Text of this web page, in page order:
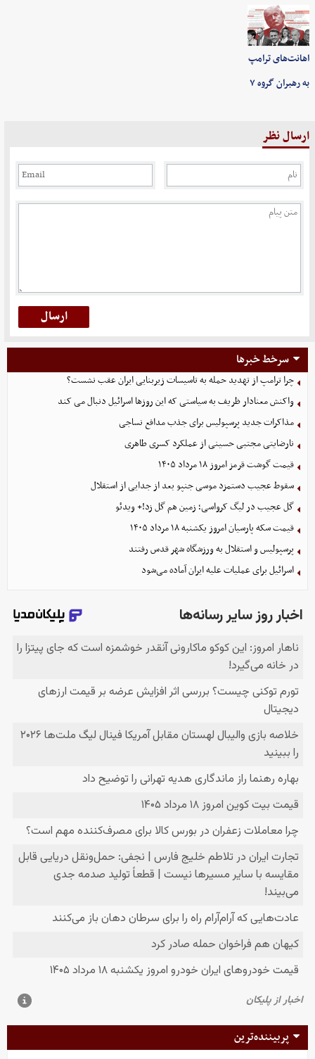
اهانت‌های ترامپ
به رهبران گروه ۷
ارسال نظر
سرخط خبرها
چرا ترامپ از تهدید حمله به تاسیسات زیربنایی ایران عقب نشست؟
واکنش معنادار ظریف به سیاستی که این روزها اسرائیل دنبال می کند
مذاکرات جدید پرسپولیس برای جذب مدافع نساجی
نارضایتی مجتبی حسینی از عملکرد کسری طاهری
قیمت گوشت قرمز امروز ۱۸ مرداد ۱۴۰۵
سقوط عجیب دستمزد موسی جنپو بعد از جدایی از استقلال
گل عجیب در لیگ کرواسی؛ زمین هم گل زد!+ ویدئو
قیمت سکه پارسیان امروز یکشنبه ۱۸ مرداد ۱۴۰۵
پرسپولیس و استقلال به ورزشگاه شهر قدس رفتند
اسرائیل برای عملیات علیه ایران آماده می‌شود
پربیننده‌ترین